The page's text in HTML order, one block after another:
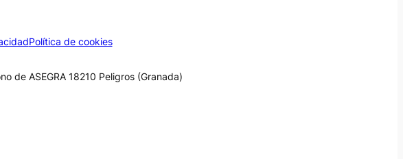
Política de cookies
de ASEGRA 18210 Peligros (Granada)